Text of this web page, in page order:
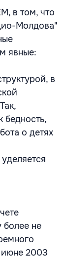
в том, что
Молдова"
явные:
в
бедность,
о детях
более не
июне 2003